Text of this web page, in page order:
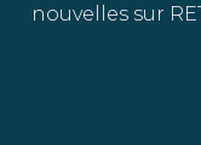
nouvelles sur